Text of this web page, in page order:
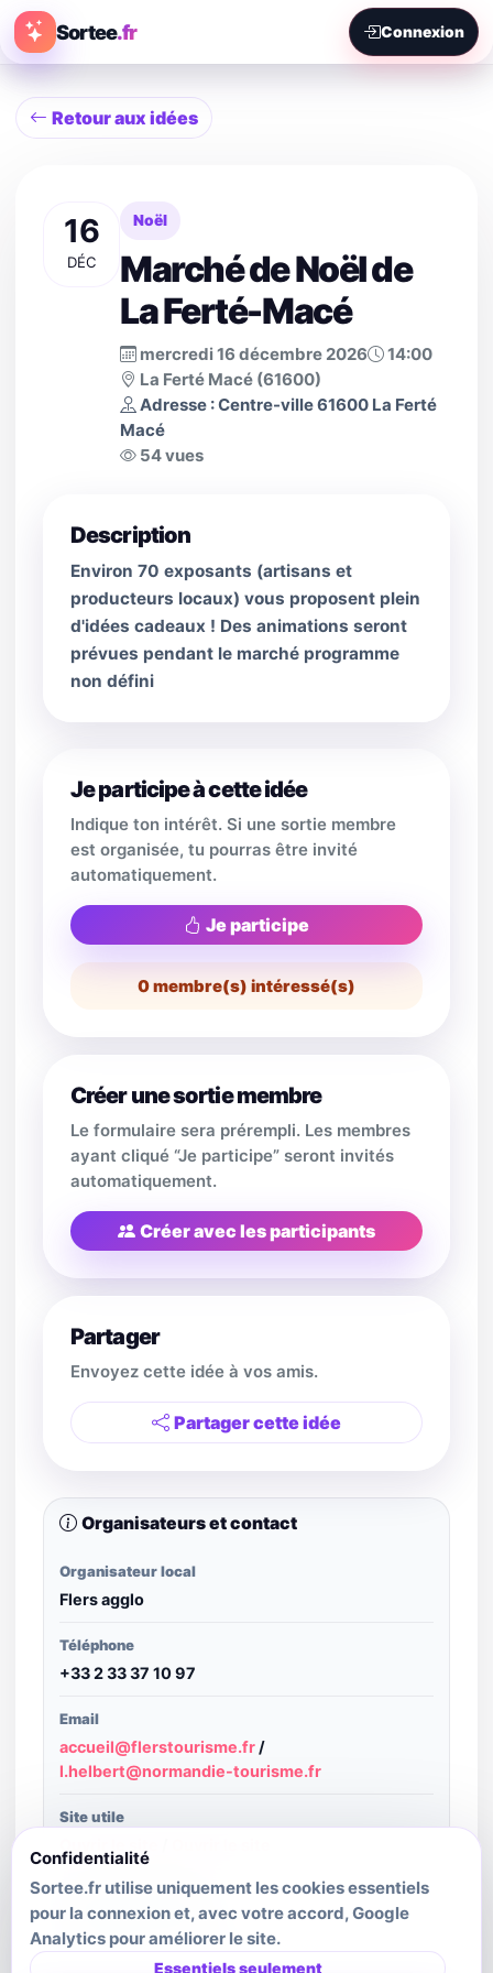
Sortee.fr Connexion
Retour aux idées
16
DÉC
Noël
Marché de Noël de
La Ferté-Macé
mercredi 16 décembre 2026
14:00
La Ferté Macé (61600)
Adresse : Centre-ville 61600 La Ferté
Macé
54 vues
Description
Environ 70 exposants (artisans et
producteurs locaux) vous proposent plein
d'idées cadeaux ! Des animations seront
prévues pendant le marché programme
non défini
Je participe à cette idée
Indique ton intérêt. Si une sortie membre
est organisée, tu pourras être invité
automatiquement.
Je participe
0membre(s) intéressé(s)
Créer une sortie membre
Le formulaire sera prérempli. Les membres
ayant cliqué “Je participe” seront invités
automatiquement.
Créer avec les participants
Partager
Envoyez cette idée à vos amis.
Partager cette idée
Organisateurs et contact
Organisateur local
Flers agglo
Téléphone
+33 2 33 37 10 97
Email
accueil@flerstourisme.fr /
l.helbert@normandie-tourisme.fr
Site utile
Structure publiante
Normandie Tourisme
Dernière mise à jour source
Confidentialité
Sortee.fr utilise uniquement les cookies essentiels
pour la connexion et, avec votre accord, Google
Analytics pour améliorer le site.
Essentiels seulement